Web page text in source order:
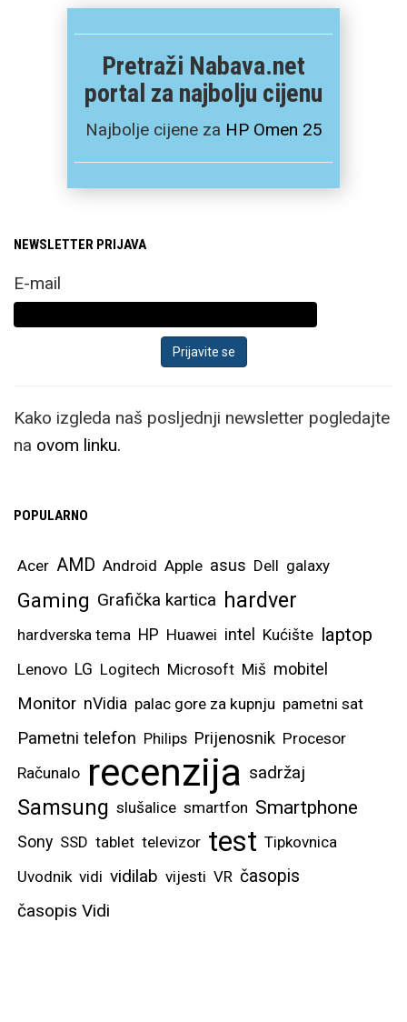
Pretraži Nabava.net
portal za najbolju cijenu
Najbolje cijene za HP Omen 25
NEWSLETTER PRIJAVA
E-mail
Kako izgleda naš posljednji newsletter pogledajte
na ovom linku.
POPULARNO
Acer AMD Android Apple asus Dell galaxy
Gaming Grafička kartica hardver
hardverska tema HP Huawei intel Kućište laptop
Lenovo LG Logitech Microsoft Miš mobitel
Monitor nVidia palac gore za kupnju pametni sat
Pametni telefon Philips Prijenosnik Procesor
Računalo recenzija sadržaj
Samsung slušalice smartfon Smartphone
Sony SSD tablet televizor test Tipkovnica
Uvodnik vidi vidilab vijesti VR časopis
časopis Vidi